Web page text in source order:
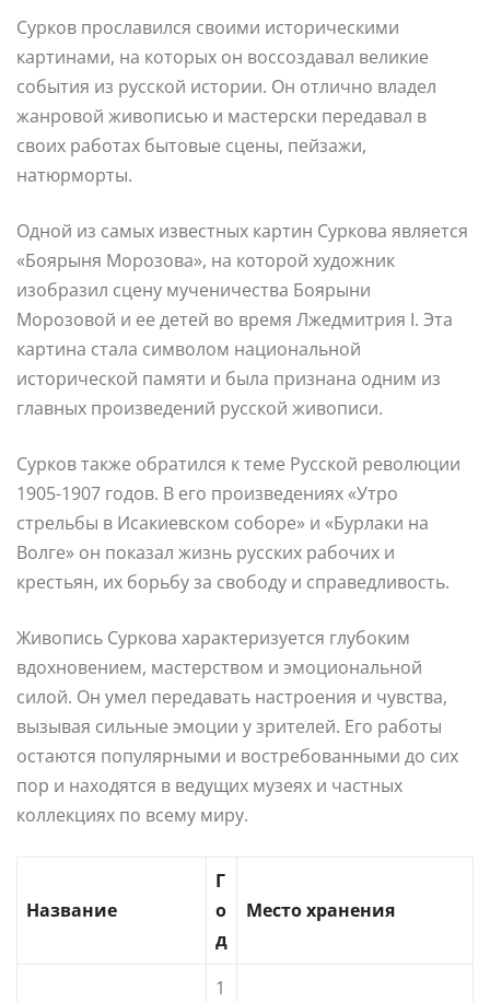
Сурков прославился своими историческими
картинами, на которых он воссоздавал великие
события из русской истории. Он отлично владел
жанровой живописью и мастерски передавал в
своих работах бытовые сцены, пейзажи,
натюрморты.
Одной из самых известных картин Суркова является
«Боярыня Морозова», на которой художник
изобразил сцену мученичества Боярыни
Морозовой и ее детей во время Лжедмитрия I. Эта
картина стала символом национальной
исторической памяти и была признана одним из
главных произведений русской живописи.
Сурков также обратился к теме Русской революции
1905-1907 годов. В его произведениях «Утро
стрельбы в Исакиевском соборе» и «Бурлаки на
Волге» он показал жизнь русских рабочих и
крестьян, их борьбу за свободу и справедливость.
Живопись Суркова характеризуется глубоким
вдохновением, мастерством и эмоциональной
силой. Он умел передавать настроения и чувства,
вызывая сильные эмоции у зрителей. Его работы
остаются популярными и востребованными до сих
пор и находятся в ведущих музеях и частных
коллекциях по всему миру.
Название
Г
о
д
Место хранения
1